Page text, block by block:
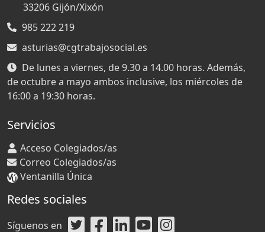
33206 Gijón/Xixón
985 222 219
asturias@cgtrabajosocial.es
De lunes a viernes, de 9.30 a 14.00 horas. Además,
de octubre a mayo ambos inclusive, los miércoles de
16:00 a 19:30 horas.
Servicios
Acceso Colegiados/as
Correo Colegiados/as
Ventanilla Única
Redes sociales
Síguenos en